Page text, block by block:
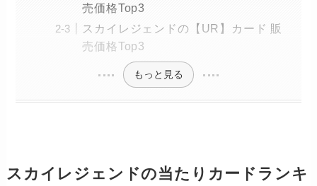
売価格Top3
スカイレジェンドの【UR】カード 販
売価格Top3
もっと見る
スカイレジェンドの当たりカードランキ